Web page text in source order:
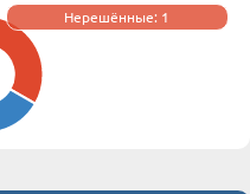
Нерешённые: 1